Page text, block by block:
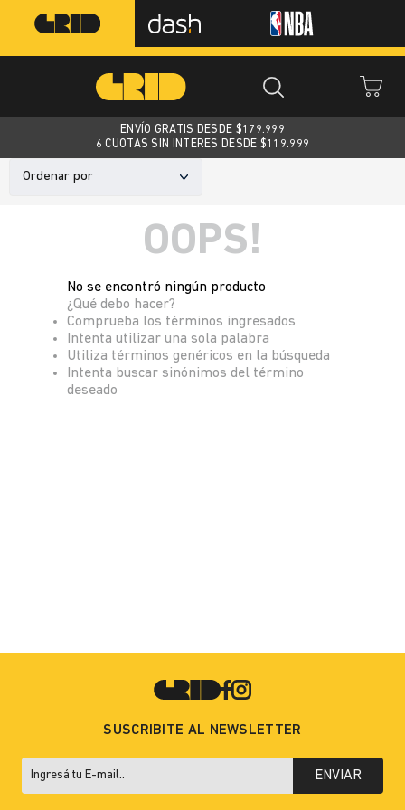
ENVÍO GRATIS DESDE $179.999
6 CUOTAS SIN INTERES DESDE $119.999
Ordenar por
OOPS!
No se encontró ningún producto
¿Qué debo hacer?
Comprueba los términos ingresados
Intenta utilizar una sola palabra
Utiliza términos genéricos en la búsqueda
Intenta buscar sinónimos del término
deseado
SUSCRIBITE AL NEWSLETTER
ENVIAR